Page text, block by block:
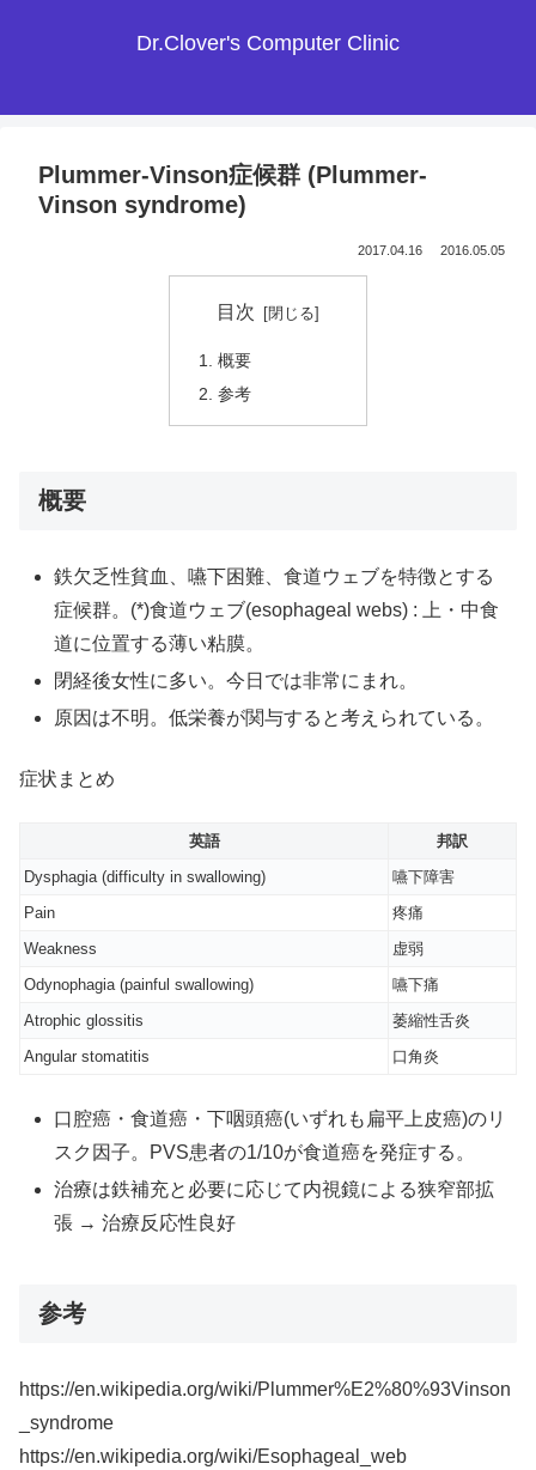
Dr.Clover's Computer Clinic
Plummer-Vinson症候群 (Plummer-
Vinson syndrome)
2017.04.16 2016.05.05
目次
概要
参考
概要
鉄欠乏性貧血、嚥下困難、食道ウェブを特徴とする
症候群。(*)食道ウェブ(esophageal webs) : 上・中食
道に位置する薄い粘膜。
閉経後女性に多い。今日では非常にまれ。
原因は不明。低栄養が関与すると考えられている。
症状まとめ
英語
邦訳
Dysphagia (difficulty in swallowing)
嚥下障害
Pain
疼痛
Weakness
虚弱
Odynophagia (painful swallowing)
嚥下痛
Atrophic glossitis
萎縮性舌炎
Angular stomatitis
口角炎
口腔癌・食道癌・下咽頭癌(いずれも扁平上皮癌)のリ
スク因子。PVS患者の1/10が食道癌を発症する。
治療は鉄補充と必要に応じて内視鏡による狭窄部拡
張 → 治療反応性良好
参考
https://en.wikipedia.org/wiki/Plummer%E2%80%93Vinson
_syndrome
https://en.wikipedia.org/wiki/Esophageal_web